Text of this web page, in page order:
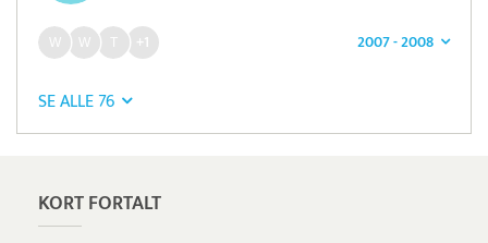
2007 - 2008
+1
SE ALLE 76
KORT FORTALT